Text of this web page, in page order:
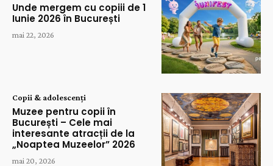
Unde mergem cu copiii de 1
Iunie 2026 în București
mai 22, 2026
Copii & adolescenți
Muzee pentru copii în
București – Cele mai
interesante atracții de la
„Noaptea Muzeelor” 2026
mai 20, 2026